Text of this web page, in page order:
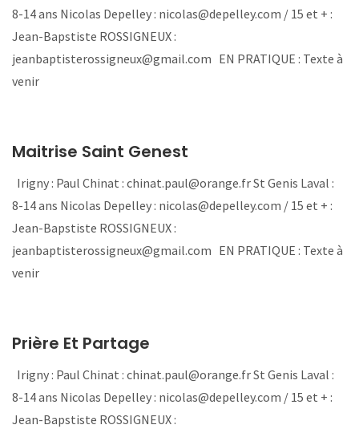
8-14 ans Nicolas Depelley : nicolas@depelley.com / 15 et + :
Jean-Bapstiste ROSSIGNEUX :
jeanbaptisterossigneux@gmail.com EN PRATIQUE : Texte à
venir
Maitrise Saint Genest
Irigny : Paul Chinat : chinat.paul@orange.fr St Genis Laval :
8-14 ans Nicolas Depelley : nicolas@depelley.com / 15 et + :
Jean-Bapstiste ROSSIGNEUX :
jeanbaptisterossigneux@gmail.com EN PRATIQUE : Texte à
venir
Prière Et Partage
Irigny : Paul Chinat : chinat.paul@orange.fr St Genis Laval :
8-14 ans Nicolas Depelley : nicolas@depelley.com / 15 et + :
Jean-Bapstiste ROSSIGNEUX :